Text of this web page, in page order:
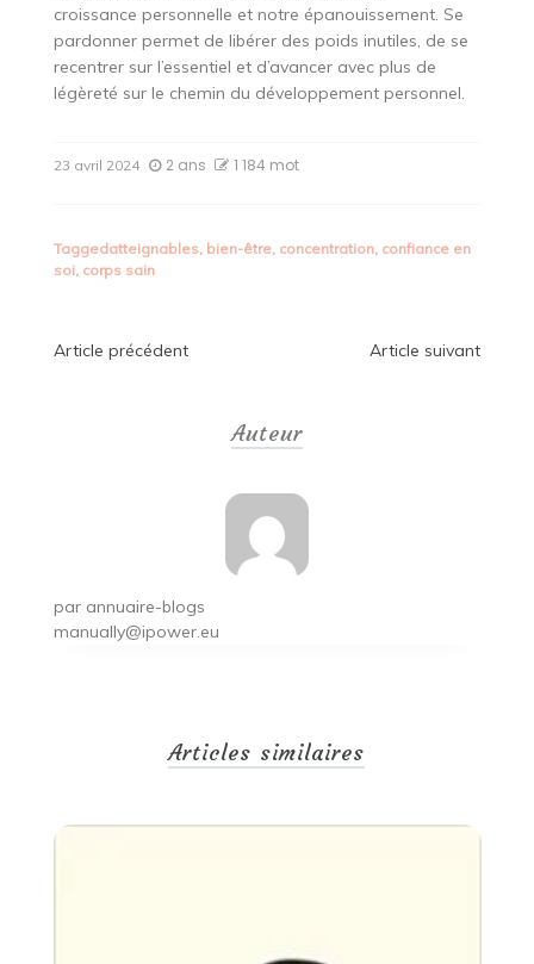
croissance personnelle et notre épanouissement. Se
pardonner permet de libérer des poids inutiles, de se
recentrer sur l’essentiel et d’avancer avec plus de
légèreté sur le chemin du développement personnel.
23 avril 2024 2 ans 1 184 mot
Taggedatteignables, bien-être, concentration, confiance en
soi, corps sain
Navigation
Article précédent Article suivant
Auteur
par annuaire-blogs
manually@ipower.eu
Articles similaires